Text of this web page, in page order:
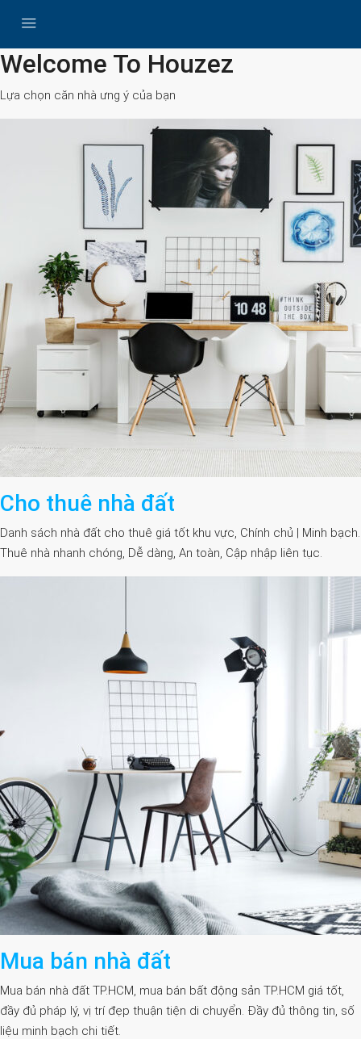
Search
Welcome To Houzez
Lựa chọn căn nhà ưng ý của bạn
Cho thuê nhà đất
Danh sách nhà đất cho thuê giá tốt khu vực, Chính chủ | Minh bạch.
Thuê nhà nhanh chóng, Dễ dàng, An toàn, Cập nhập liên tục.
Mua bán nhà đất
Mua bán nhà đất TP.HCM, mua bán bất động sản TP.HCM giá tốt,
đầy đủ pháp lý, vị trí đẹp thuận tiện di chuyển. Đầy đủ thông tin, số
liệu minh bạch chi tiết.